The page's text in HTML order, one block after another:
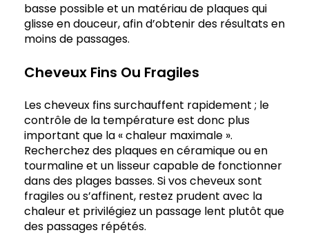
basse possible et un matériau de plaques qui
glisse en douceur, afin d’obtenir des résultats en
moins de passages.
Cheveux Fins Ou Fragiles
Les cheveux fins surchauffent rapidement ; le
contrôle de la température est donc plus
important que la « chaleur maximale ».
Recherchez des plaques en céramique ou en
tourmaline et un lisseur capable de fonctionner
dans des plages basses. Si vos cheveux sont
fragiles ou s’affinent, restez prudent avec la
chaleur et privilégiez un passage lent plutôt que
des passages répétés.